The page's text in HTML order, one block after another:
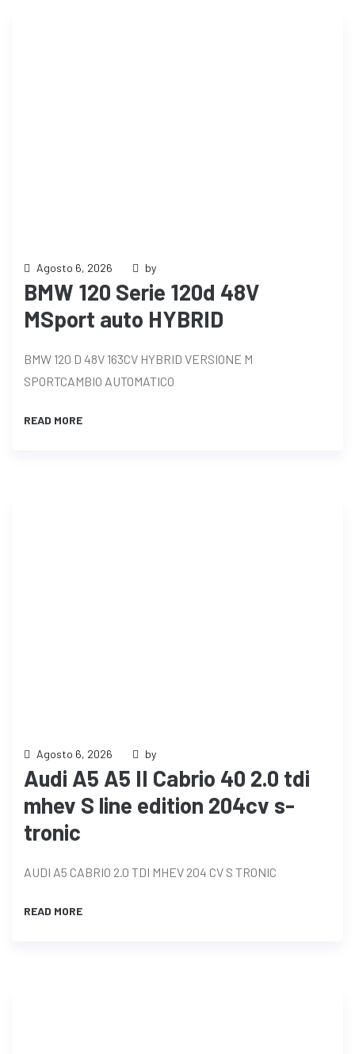
Agosto 6, 2026 by
BMW 120 Serie 120d 48V
MSport auto HYBRID
BMW 120 D 48V 163CV HYBRID VERSIONE M
SPORTCAMBIO AUTOMATICO
READ MORE
Agosto 6, 2026 by
Audi A5 A5 II Cabrio 40 2.0 tdi
mhev S line edition 204cv s-
tronic
AUDI A5 CABRIO 2.0 TDI MHEV 204 CV S TRONIC
READ MORE